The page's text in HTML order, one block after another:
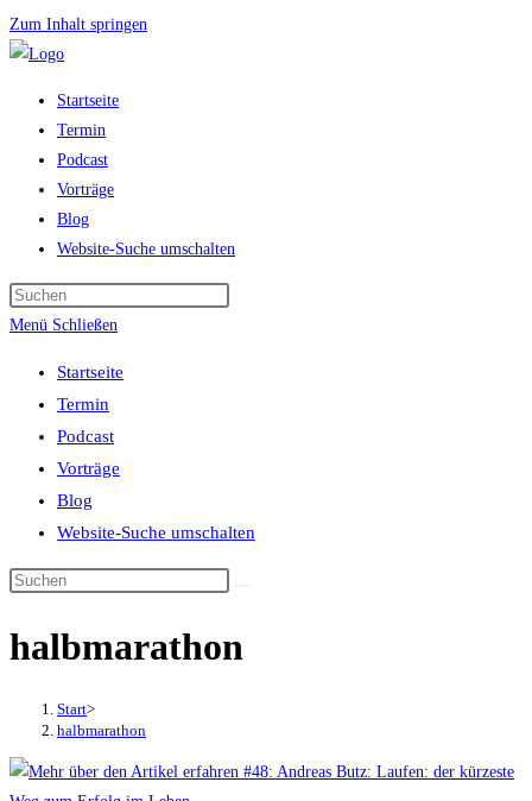
Zum Inhalt springen
Startseite
Termin
Podcast
Vorträge
Blog
Website-Suche umschalten
Menü Schließen
Startseite
Termin
Podcast
Vorträge
Blog
Website-Suche umschalten
halbmarathon
Start>
halbmarathon